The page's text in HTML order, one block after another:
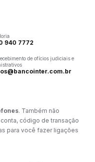
940 7772
de ofícios judiciais e
. Também não
código de transação
para você fazer ligações